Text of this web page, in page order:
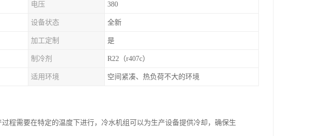
电压 380
设备状态 全新
加工定制 是
制冷剂 R22（r407c）
适用环境 空间紧凑、热负荷不大的环境
程需要在特定的温度下进行，冷水机组可以为生产设备提供冷却，确保生